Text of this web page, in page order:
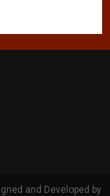
and Developed by